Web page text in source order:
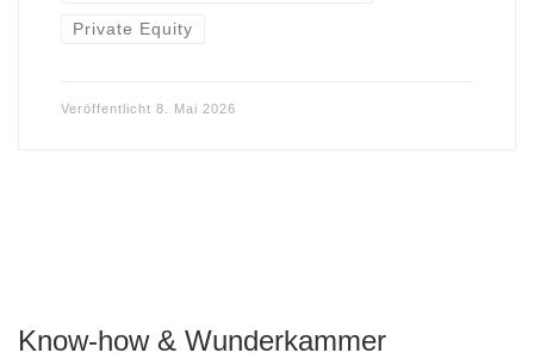
Private Equity
Veröffentlicht 8. Mai 2026
Know-how & Wunderkammer